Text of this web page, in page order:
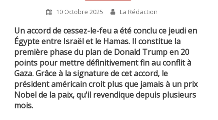
10 Octobre 2025 La Rédaction
Un accord de cessez-le-feu a été conclu ce jeudi en
Égypte entre Israël et le Hamas. Il constitue la
première phase du plan de Donald Trump en 20
points pour mettre définitivement fin au conflit à
Gaza. Grâce à la signature de cet accord, le
président américain croit plus que jamais à un prix
Nobel de la paix, qu’il revendique depuis plusieurs
mois.